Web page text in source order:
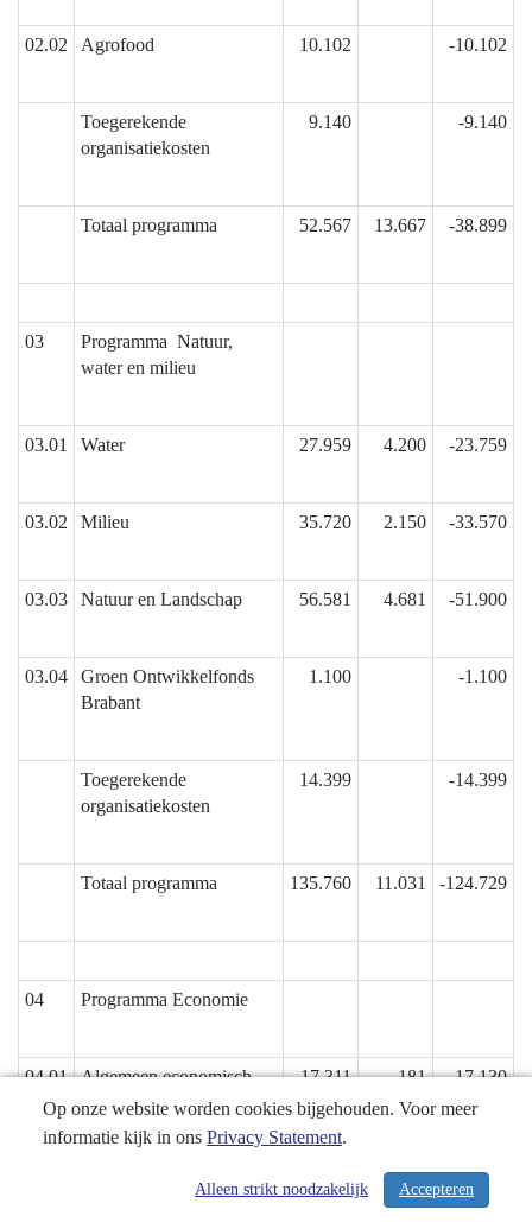
02.02 Agrofood 10.102 -10.102
Toegerekende
organisatiekosten
9.140 -9.140
Totaal programma 52.567 13.667 -38.899
03
Programma Natuur,
water en milieu
03.01 Water 27.959 4.200 -23.759
03.02 Milieu 35.720 2.150 -33.570
03.03 Natuur en Landschap 56.581 4.681 -51.900
03.04
Groen Ontwikkelfonds
Brabant
1.100 -1.100
Toegerekende
organisatiekosten
14.399 -14.399
Totaal programma 135.760 11.031 -124.729
04 Programma Economie
04.01
Algemeen economisch
beleid
17.311 181 -17.130
Economisch programma
15.590 -15.590
/ 341
Op onze website worden cookies bijgehouden. Voor meer
informatie kijk in ons Privacy Statement.
Accepteren
Alleen strikt noodzakelijk